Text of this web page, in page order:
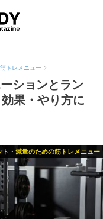
トレメニュー
ションとラン
果・やり方に
ト・減量のための筋トレメニュー